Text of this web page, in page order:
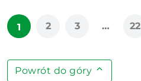
1 2 3 … 22
Powrót do góry